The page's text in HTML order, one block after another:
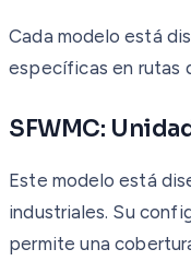
Cada modelo está
específicas en rutas
SFWMC:
Este modelo está
industriales. Su
permite una